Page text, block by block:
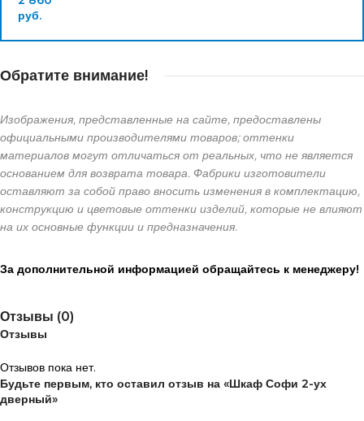
руб.
Обратите внимание!
Изображения, представленные на сайте, предоставлены
официальными производителями товаров; оттенки
материалов могут отличаться от реальных, что не является
основанием для возврата товара. Фабрики изготовители
оставляют за собой право вносить изменения в комплектацию,
конструкцию и цветовые оттенки изделий, которые не влияют
на их основные функции и предназначения.
За дополнительной информацией обращайтесь к менеджеру!
Отзывы (0)
Отзывы
Отзывов пока нет.
Будьте первым, кто оставил отзыв на «Шкаф Софи 2-ух
дверный»